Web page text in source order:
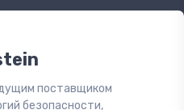
поставщиком
безопасности,